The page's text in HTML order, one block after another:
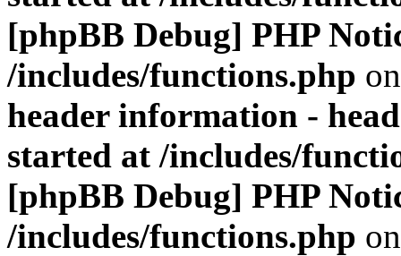
[phpBB Debug] PHP
/includes/functions.php
header information -
started at /includes/
[phpBB Debug] PHP
/includes/functions.php